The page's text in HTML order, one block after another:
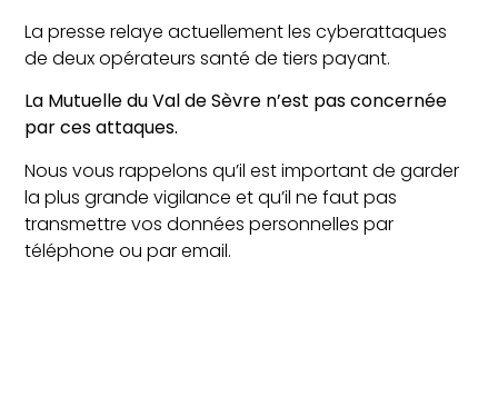
La presse relaye actuellement les cyberattaques
de deux opérateurs santé de tiers payant.
La Mutuelle du Val de Sèvre n’est pas concernée
par ces attaques.
Nous vous rappelons qu’il est important de garder
la plus grande vigilance et qu’il ne faut pas
transmettre vos données personnelles par
téléphone ou par email.